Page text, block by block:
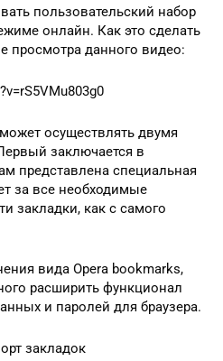
пользовательский набор
онлайн. Как это сделать
просмотра данного видео:
осуществлять двумя
заключается в
представлена специальная
за все необходимые
закладки, как с самого
вида Opera bookmarks,
расширить функционал
и паролей для браузера.
закладок